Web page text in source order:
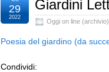
Giardini
Oggi on line (archivio)
29
2022
Poesia del giardino (da
Condividi: